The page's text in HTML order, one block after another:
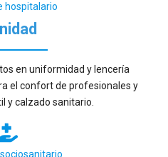
hospitalario
en uniformidad y lencería
el confort de profesionales y
y calzado sanitario.